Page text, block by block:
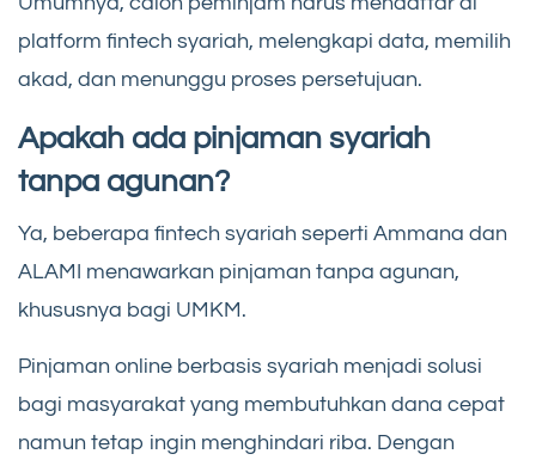
platform fintech syariah, melengkapi data, memilih
akad, dan menunggu proses persetujuan.
Apakah ada pinjaman syariah
tanpa agunan?
Ya, beberapa fintech syariah seperti Ammana dan
ALAMI menawarkan pinjaman tanpa agunan,
khususnya bagi UMKM.
Pinjaman online berbasis syariah menjadi solusi
bagi masyarakat yang membutuhkan dana cepat
namun tetap ingin menghindari riba. Dengan